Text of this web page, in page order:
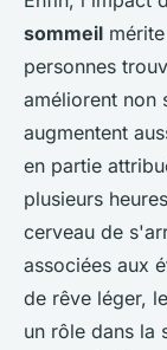
sommeil
personnes
améliorent non
augmentent
en partie
plusieurs
cerveau de
associées aux
de rêve léger,
un rôle dans la